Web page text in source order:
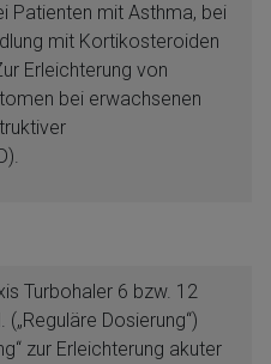
Patienten mit Asthma, bei
mit Kortikosteroiden
Erleichterung von
bei erwachsenen
Turbohaler 6 bzw. 12
Dosierung“)
zur Erleichterung akuter